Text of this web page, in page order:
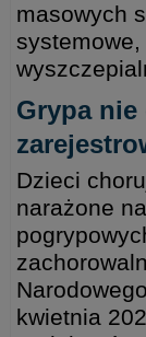
masowych
Grypa
Dzieci
narażone
kwietnia